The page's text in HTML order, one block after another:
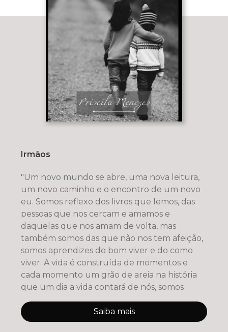
Irmãos
"Um novo mundo se abre, uma nova leitura,
um novo caminho e o encontro de um novo
eu. Somos reflexo dos livros que lemos, das
pessoas que nos cercam e amamos e
daquelas que nos amam de volta, mas
também somos das que não nos tem afeição,
somos aprendizes do bom viver e do como
viver. A vida é construída de momentos e
cada momento um grão de areia na história
que um dia a vida contará de nós, somos
Saiba mais